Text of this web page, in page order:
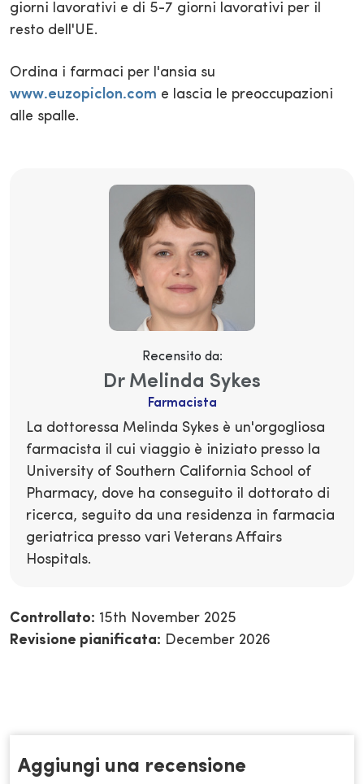
giorni lavorativi e di 5-7 giorni lavorativi per il
resto dell'UE.
Ordina i farmaci per l'ansia su
www.euzopiclon.com e lascia le preoccupazioni
alle spalle.
Recensito da:
Dr Melinda Sykes
Farmacista
La dottoressa Melinda Sykes è un'orgogliosa
farmacista il cui viaggio è iniziato presso la
University of Southern California School of
Pharmacy, dove ha conseguito il dottorato di
ricerca, seguito da una residenza in farmacia
geriatrica presso vari Veterans Affairs
Hospitals.
Controllato: 15th November 2025
Revisione pianificata: December 2026
Aggiungi una recensione